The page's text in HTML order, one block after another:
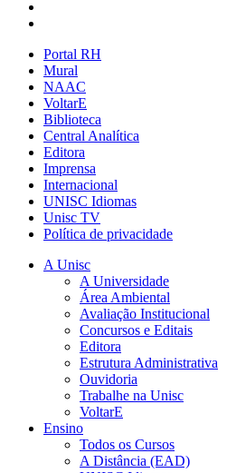
Portal RH
Mural
NAAC
VoltarE
Biblioteca
Central Analítica
Editora
Imprensa
Internacional
UNISC Idiomas
Unisc TV
Política de privacidade
A Unisc
A Universidade
Área Ambiental
Avaliação Institucional
Concursos e Editais
Editora
Estrutura Administrativa
Ouvidoria
Trabalhe na Unisc
VoltarE
Ensino
Todos os Cursos
A Distância (EAD)